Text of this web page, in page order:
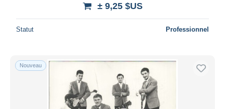
± 9,25 $US
Statut Professionnel
Nouveau